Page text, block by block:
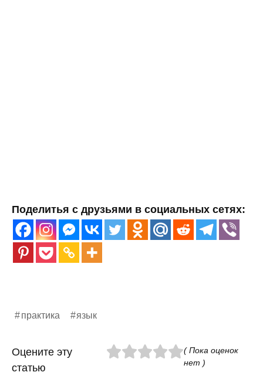
Поделитья с друзьями в социальных сетях:
практика язык
Оцените эту
статью
( Пока оценок
нет )